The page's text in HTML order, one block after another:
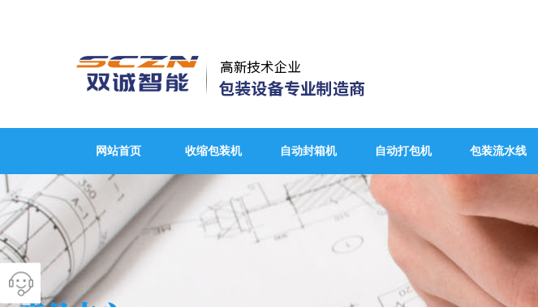
网站首页 收缩包装机 自动封箱机 自动打包机 包装流水线